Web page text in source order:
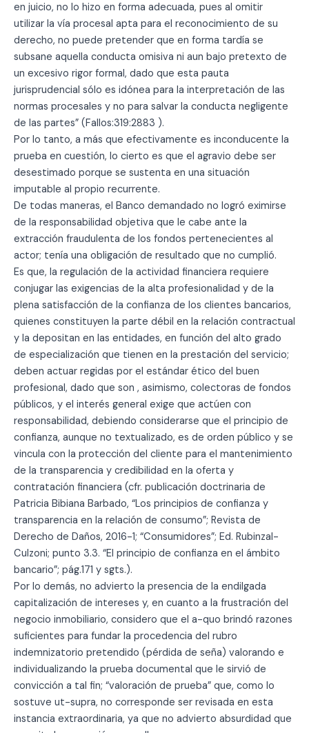
en juicio, no lo hizo en forma adecuada, pues al omitir
utilizar la vía procesal apta para el reconocimiento de su
derecho, no puede pretender que en forma tardía se
subsane aquella conducta omisiva ni aun bajo pretexto de
un excesivo rigor formal, dado que esta pauta
jurisprudencial sólo es idónea para la interpretación de las
normas procesales y no para salvar la conducta negligente
de las partes” (Fallos:319:2883 ).
Por lo tanto, a más que efectivamente es inconducente la
prueba en cuestión, lo cierto es que el agravio debe ser
desestimado porque se sustenta en una situación
imputable al propio recurrente.
De todas maneras, el Banco demandado no logró eximirse
de la responsabilidad objetiva que le cabe ante la
extracción fraudulenta de los fondos pertenecientes al
actor; tenía una obligación de resultado que no cumplió.
Es que, la regulación de la actividad financiera requiere
conjugar las exigencias de la alta profesionalidad y de la
plena satisfacción de la confianza de los clientes bancarios,
quienes constituyen la parte débil en la relación contractual
y la depositan en las entidades, en función del alto grado
de especialización que tienen en la prestación del servicio;
deben actuar regidas por el estándar ético del buen
profesional, dado que son , asimismo, colectoras de fondos
públicos, y el interés general exige que actúen con
responsabilidad, debiendo considerarse que el principio de
confianza, aunque no textualizado, es de orden público y se
vincula con la protección del cliente para el mantenimiento
de la transparencia y credibilidad en la oferta y
contratación financiera (cfr. publicación doctrinaria de
Patricia Bibiana Barbado, “Los principios de confianza y
transparencia en la relación de consumo”; Revista de
Derecho de Daños, 2016-1; “Consumidores”; Ed. Rubinzal-
Culzoni; punto 3.3. “El principio de confianza en el ámbito
bancario”; pág.171 y sgts.).
Por lo demás, no advierto la presencia de la endilgada
capitalización de intereses y, en cuanto a la frustración del
negocio inmobiliario, considero que el a-quo brindó razones
suficientes para fundar la procedencia del rubro
indemnizatorio pretendido (pérdida de seña) valorando e
individualizando la prueba documental que le sirvió de
convicción a tal fin; “valoración de prueba” que, como lo
sostuve ut-supra, no corresponde ser revisada en esta
instancia extraordinaria, ya que no advierto absurdidad que